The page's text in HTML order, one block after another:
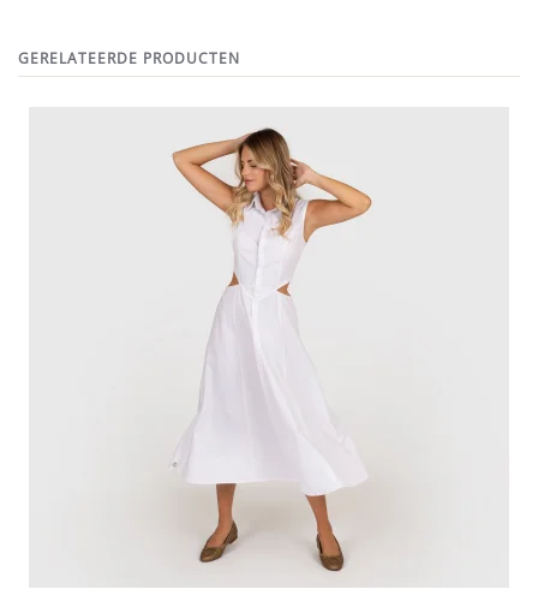
GERELATEERDE PRODUCTEN